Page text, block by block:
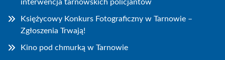
interwencja tarnowskich policjantów
Księżycowy Konkurs Fotograficzny w Tarnowie –
Zgłoszenia Trwają!
Kino pod chmurką w Tarnowie